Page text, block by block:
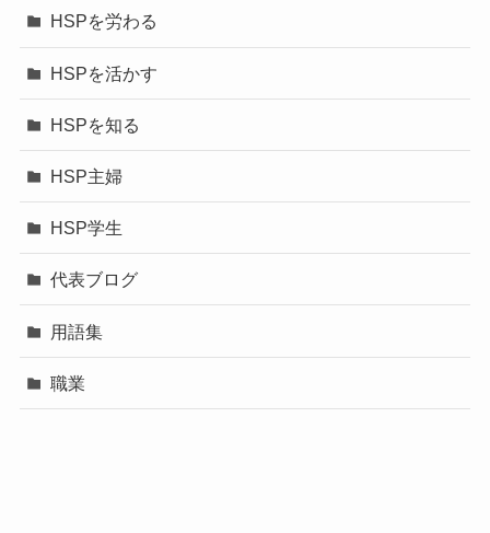
HSPを労わる
HSPを活かす
HSPを知る
HSP主婦
HSP学生
代表ブログ
用語集
職業